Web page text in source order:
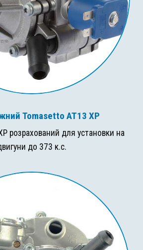
Tomasetto AT13 XP
розрахований для установки на
до 373 к.с.